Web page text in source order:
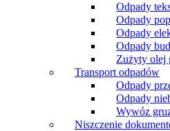
Odpady
Odpady
Odpady
Odpady
Zużyty olej
Transport odpadów
Odpady
Odpady
Wywóz
Niszczenie